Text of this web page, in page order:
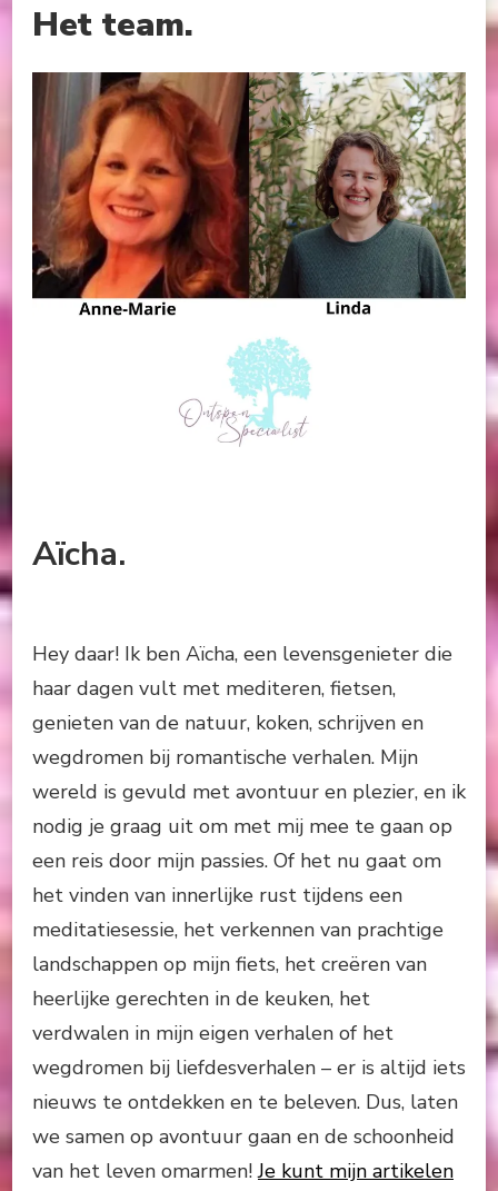
Het team.
Aïcha.
Hey daar! Ik ben Aïcha, een levensgenieter die
haar dagen vult met mediteren, fietsen,
genieten van de natuur, koken, schrijven en
wegdromen bij romantische verhalen. Mijn
wereld is gevuld met avontuur en plezier, en ik
nodig je graag uit om met mij mee te gaan op
een reis door mijn passies. Of het nu gaat om
het vinden van innerlijke rust tijdens een
meditatiesessie, het verkennen van prachtige
landschappen op mijn fiets, het creëren van
heerlijke gerechten in de keuken, het
verdwalen in mijn eigen verhalen of het
wegdromen bij liefdesverhalen – er is altijd iets
nieuws te ontdekken en te beleven. Dus, laten
we samen op avontuur gaan en de schoonheid
van het leven omarmen!Je kunt mijn artikelen